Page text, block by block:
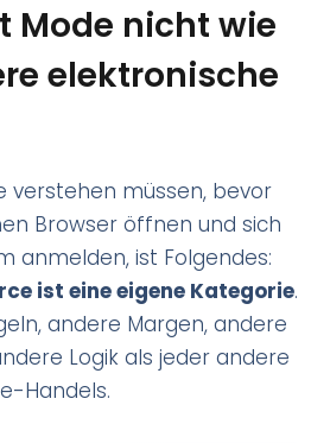
Mode nicht wie
elektronische
verstehen müssen, bevor
Browser öffnen und sich
anmelden, ist Folgendes:
ist eine eigene Kategorie.
andere Margen, andere
Logik als jeder andere
Handels.